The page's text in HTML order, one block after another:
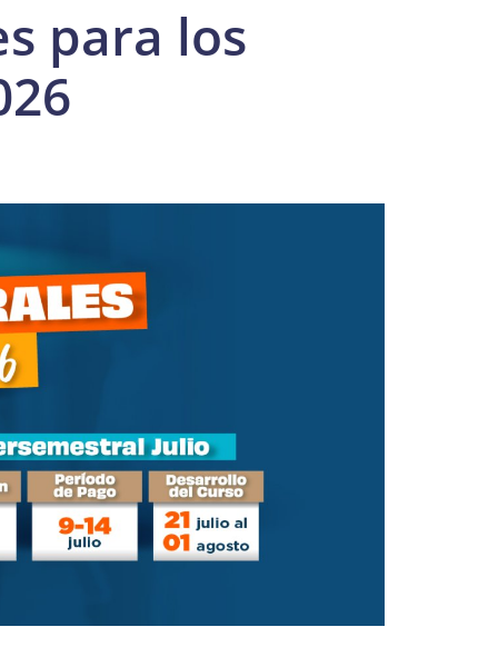
para los